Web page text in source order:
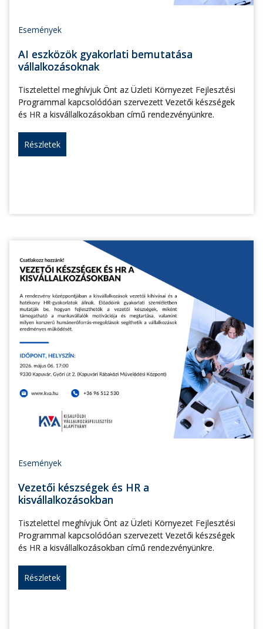
Események
AI eszközök gyakorlati bemutatása
vállalkozásoknak
Tisztelettel meghívjuk Önt az Üzleti Környezet Fejlesztési
Programmal kapcsolódóan szervezett Vezetői készségek
és HR a kisvállalkozásokban című rendezvényünkre.
Részletek
Események
Vezetői készségek és HR a
kisvállalkozásokban
Tisztelettel meghívjuk Önt az Üzleti Környezet Fejlesztési
Programmal kapcsolódóan szervezett Vezetői készségek
és HR a kisvállalkozásokban című rendezvényünkre.
Részletek